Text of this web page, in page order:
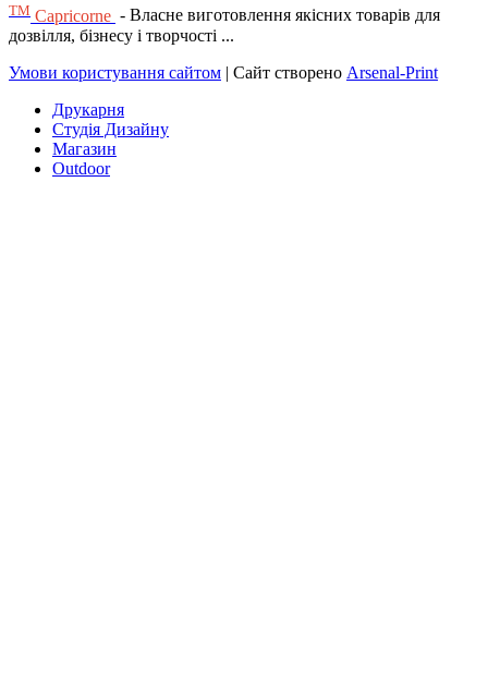
ТМ Capricorne - Власне виготовлення якісних товарів для
дозвілля, бізнесу і творчості ...
Умови користування сайтом | Сайт створено Arsenal-Print
Друкарня
Студія Дизайну
Магазин
Outdoor